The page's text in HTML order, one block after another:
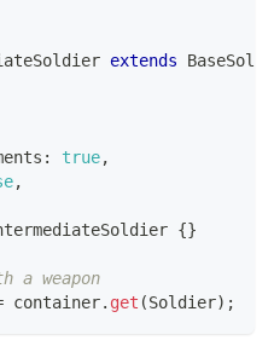
extends
: true,
,
{}
a weapon
container. get (Soldier) ;